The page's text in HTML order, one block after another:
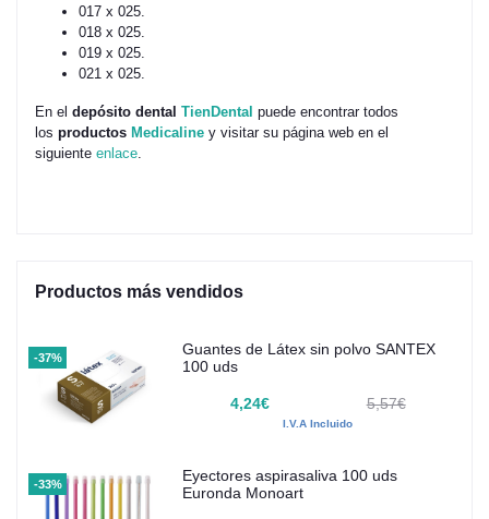
017 x 025.
018 x 025.
019 x 025.
021 x 025.
En el depósito dental TienDental puede encontrar todos
los productos Medicaline y visitar su página web en el
siguiente enlace
Productos más vendidos
-37%
Guantes de Látex sin polvo SANTEX
100 uds
4,24€ 5,57€
I.V.A Incluido
-33%
Eyectores aspirasaliva 100 uds
Euronda Monoart